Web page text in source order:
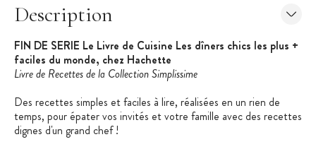
Description
FIN DE SERIE Le Livre de Cuisine Les dîners chics les plus +
faciles du monde, chez Hachette
Livre de Recettes de la Collection Simplissime
Des recettes simples et faciles à lire, réalisées en un rien de
temps, pour épater vos invités et votre famille avec des recettes
dignes d'un grand chef !